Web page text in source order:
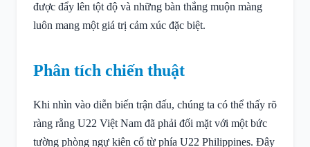
được đẩy lên tột độ và những bàn thắng muộn màng
luôn mang một giá trị cảm xúc đặc biệt.
Phân tích chiến thuật
Khi nhìn vào diễn biến trận đấu, chúng ta có thể thấy rõ
ràng rằng U22 Việt Nam đã phải đối mặt với một bức
tường phòng ngự kiên cố từ phía U22 Philippines. Đây